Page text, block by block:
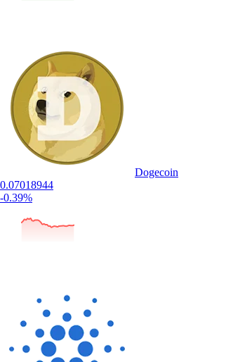
Dogecoin
0.07018944
-0.39%